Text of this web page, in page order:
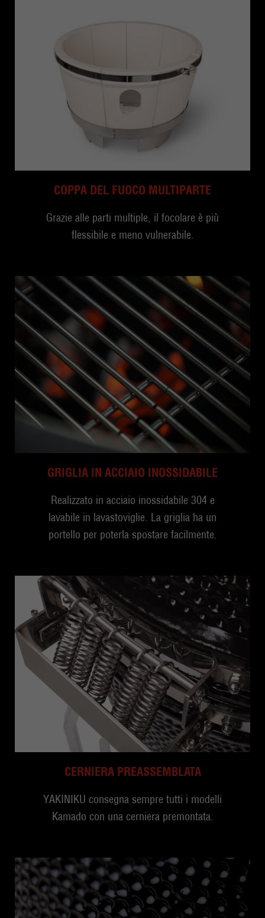
COPPA DEL FUOCO MULTIPARTE
Grazie alle parti multiple, il focolare è più
flessibile e meno vulnerabile.
GRIGLIA IN ACCIAIO INOSSIDABILE
Realizzato in acciaio inossidabile 304 e
lavabile in lavastoviglie. La griglia ha un
portello per poterla spostare facilmente.
CERNIERA PREASSEMBLATA
YAKINIKU consegna sempre tutti i modelli
Kamado con una cerniera premontata.